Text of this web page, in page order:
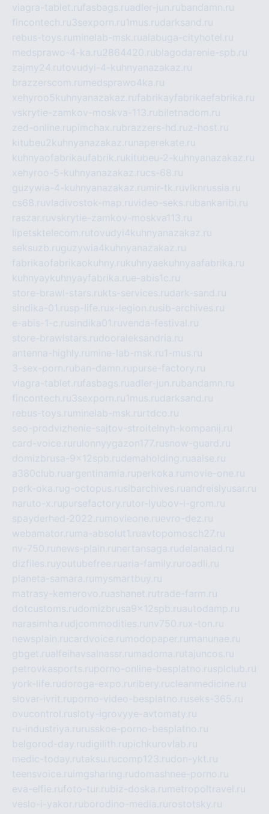
viagra-tablet.rufasbags.ruadler-jun.rubandamn.ru
fincontech.ru3sexporn.ru1mus.rudarksand.ru
rebus-toys.ru minelab-msk.rualabuga-cityhotel.ru
medsprawo-4-ka.ru2864420.rublagodarenie-spb.ru
zajmy24.rutovudyi-4-kuhnyanazakaz.ru
brazzerscom.ru medsprawo4ka.ru
xehyroo5kuhnyanazakaz.rufabrikayfabrikaefabrika.ru
vskrytie-zamkov-moskva-113.rubiletnadom.ru
zed-online.rupimchax.rubrazzers-hd.ruz-host.ru
kitubeu2kuhnyanazakaz.ru naperekate.ru
kuhnyaofabrikaufabrik.rukitubeu-2-kuhnyanazakaz.ru
xehyroo-5-kuhnyanazakaz.rucs-68.ru
guzywia-4-kuhnyanazakaz.ru mir-tk.ruvlknrussia.ru
cs68.ruvladivostok-map.ruvideo-seks.rubankaribi.ru
raszar.ruvskrytie-zamkov-moskva113.ru
lipetsktelecom.rutovudyi4kuhnyanazakaz.ru
seksuzb.ruguzywia4kuhnyanazakaz.ru
fabrikaofabrikaokuhny.rukuhnyaekuhnyaafabrika.ru
kuhnyaykuhnyayfabrika.rue-abis1c.ru
store-brawl-stars.rukts-services.rudark-sand.ru
sindika-01.rusp-life.rux-legion.rusib-archives.ru
e-abis-1-c.rusindika01.ruvenda-festival.ru
store-brawlstars.rudooraleksandria.ru
antenna-highly.ru mine-lab-msk.ru1-mus.ru
3-sex-porn.ruban-damn.rupurse-factory.ru
viagra-tablet.rufasbags.ruadler-jun.rubandamn.ru
fincontech.ru3sexporn.ru1mus.rudarksand.ru
rebus-toys.ru minelab-msk.ru rtdco.ru
seo-prodvizhenie-sajtov-stroitelnyh-kompanij.ru
card-voice.ru rulonnyygazon177.rusnow-guard.ru
domizbrusa-9x12spb.rudemaholding.ruaalse.ru
a380club.ruargentinamia.ruperkoka.ru movie-one.ru
perk-oka.rug-octopus.rusibarchives.ruandreislyusar.ru
naruto-x.rupursefactory.rutor-lyubov-i-grom.ru
spayderhed-2022.ru movieone.ruevro-dez.ru
webamator.ru ma-absolut1.ruavtopomosch27.ru
nv-750.ru news-plain.ru nertansaga.rudelanalad.ru
dizfiles.ruyoutubefree.ruaria-family.ru roadli.ru
planeta-samara.ru mysmartbuy.ru
matrasy-kemerovo.ruashanet.rutrade-farm.ru
dotcustoms.rudomizbrusa9x12spb.ruautodamp.ru
narasimha.rudjcommodities.ru nv750.rux-ton.ru
newsplain.rucardvoice.ru modopaper.ru manunae.ru
gbget.rualfeihavsalnassr.ru madoma.rutajuncos.ru
petrovkasports.ruporno-online-besplatno.rusplclub.ru
york-life.rudoroga-expo.ru ribery.rucleanmedicine.ru
slovar-ivrit.ruporno-video-besplatno.ruseks-365.ru
ovucontrol.rusloty-igrovyye-avtomaty.ru
ru-industriya.ru russkoe-porno-besplatno.ru
belgorod-day.rudigilith.rupichkurovlab.ru
medic-today.rutaksu.rucomp123.rudon-ykt.ru
teensvoice.ru imgsharing.rudomashnee-porno.ru
eva-elfie.rufoto-tur.rubiz-doska.ru metropoltravel.ru
veslo-i-yakor.ruborodino-media.ru rostotsky.ru